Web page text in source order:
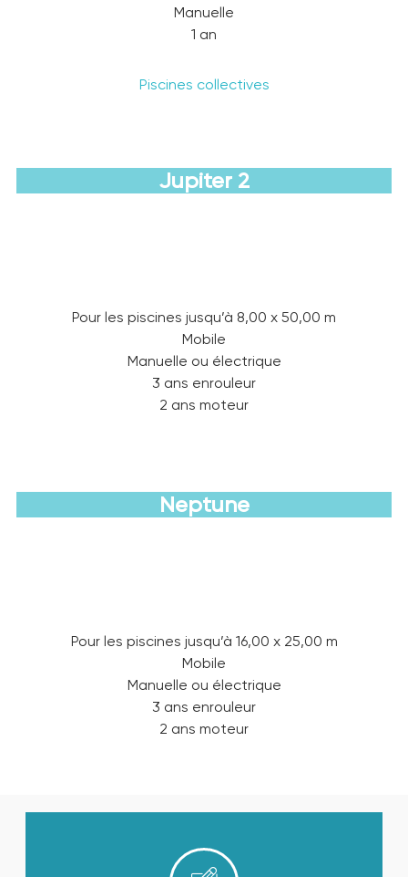
Manuelle
1 an
Piscines collectives
Jupiter 2
Pour les piscines jusqu’à 8,00 x 50,00 m
Mobile
Manuelle ou électrique
3 ans enrouleur
2 ans moteur
Neptune
Pour les piscines jusqu’à 16,00 x 25,00 m
Mobile
Manuelle ou électrique
3 ans enrouleur
2 ans moteur